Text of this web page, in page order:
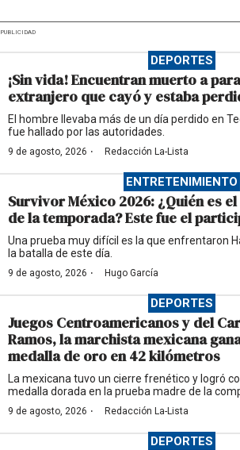
PUBLICIDAD
DEPORTES
¡Sin vida! Encuentran muerto a
extranjero que cayó y estaba
El hombre llevaba más de un día perdido en
fue hallado por las autoridades.
9 de agosto, 2026 · Redacción La-Lista
ENTRETENIMIENTO
Survivor México 2026: ¿Quién es
de la temporada? Este fue el
Una prueba muy difícil es la que enfrentaron
la batalla de este día.
9 de agosto, 2026 · Hugo García
DEPORTES
Juegos Centroamericanos y del
Ramos, la marchista mexicana
medalla de oro en 42 kilómetros
La mexicana tuvo un cierre frenético y logró
medalla dorada en la prueba madre de la
9 de agosto, 2026 · Redacción La-Lista
DEPORTES